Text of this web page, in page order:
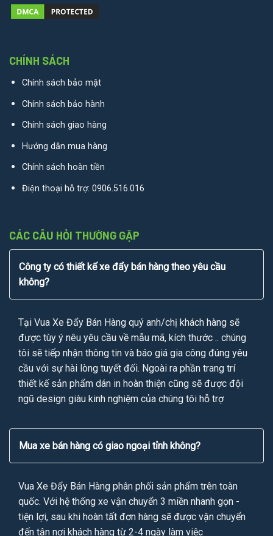
CHÍNH SÁCH
Chính sách bảo mật
Chính sách bảo hành
Chính sách giao hàng
Hướng dẫn mua hàng
Chính sách hoàn tiền
Điện thoại hỗ trợ: 0906.516.016
CÁC CÂU HỎI THƯỜNG GẶP
Công ty có thiết kế xe đẩy bán hàng theo yêu cầu
không?
Tại Vua Xe Đẩy Bán Hàng quý anh/chị khách hàng sẽ
được tùy ý nêu yêu cầu về mẫu mã, kích thước .. chúng
tôi sẽ tiếp nhận thông tin và báo giá gia công đúng yêu
cầu với sự hài lòng tuyết đối. Ngoài ra phần trang trí
thiết kế sản phẩm dán in hoàn thiện cũng sẽ được đội
ngũ design giàu kinh nghiệm của chúng tôi hỗ trợ
Mua xe bán hàng có giao ngoại tỉnh không?
Vua Xe Đẩy Bán Hàng phân phối sản phẩm trên toàn
quốc. Với hệ thống xe vận chuyển 3 miền nhanh gọn -
tiện lợi, sau khi hoàn tất đơn hàng sẽ được vận chuyển
đến tận nơi khách hàng từ 2-4 ngày làm việc